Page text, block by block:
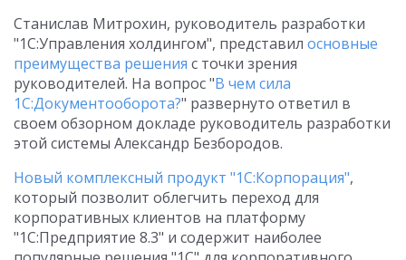
Станислав Митрохин, руководитель разработки
"1С:Управления холдингом", представил основные
преимущества решения с точки зрения
руководителей. На вопрос "В чем сила
1С:Документооборота?" развернуто ответил в
своем обзорном докладе руководитель разработки
этой системы Александр Безбородов.
Новый комплексный продукт "1С:Корпорация",
который позволит облегчить переход для
корпоративных клиентов на платформу
"1С:Предприятие 8.3" и содержит наиболее